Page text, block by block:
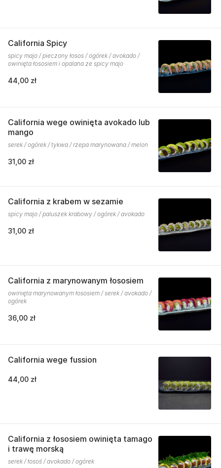
California Spicy
spicy majo / pieczony łosos / ogórek / avokado /
owinięta łososiem i opalana ze spicy majo
44,00 zł
California wege owinięta avokado lub
mango
serek / ogórek / tykwa / rzepa marynowana / melon
31,00 zł
California z krabem w sezamie
spicy majo / paluszek krabowy / ogórek / avokado
31,00 zł
California z marynowanym łososiem
owinięta marynowanym łososiem / serek / avokado /
ogórek
36,00 zł
California wege fussion
44,00 zł
California z łososiem owinięta tamago
i trawę morską
serek / łosoś / avokado / ogórek